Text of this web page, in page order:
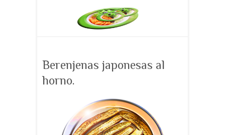
Berenjenas japonesas al
horno.